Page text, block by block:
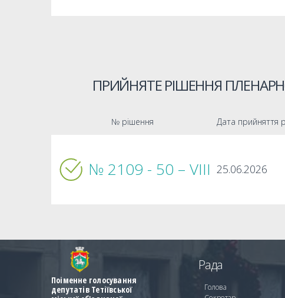
ПРИЙНЯТЕ РІШЕННЯ
№ рішення Дата прийняття
№ 2109 - 50 – VIIІ 25.06.2026
Поіменне голосування
депутатів Тетіївської
Рада
Голова